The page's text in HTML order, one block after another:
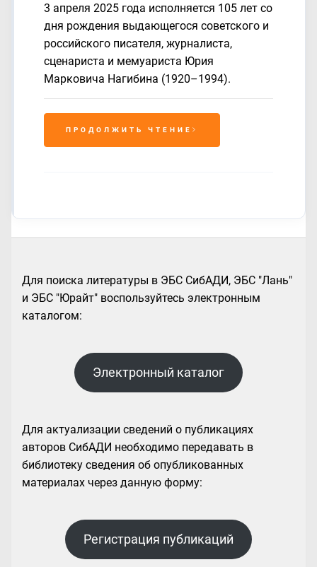
3 апреля 2025 года исполняется 105 лет со
дня рождения выдающегося советского и
российского писателя, журналиста,
сценариста и мемуариста Юрия
Марковича Нагибина (1920–1994).
ПРОДОЛЖИТЬ ЧТЕНИЕ
Для поиска литературы в ЭБС СибАДИ, ЭБС "Лань"
и ЭБС "Юрайт" воспользуйтесь электронным
каталогом:
Электронный каталог
Для актуализации сведений о публикациях
авторов СибАДИ необходимо передавать в
библиотеку сведения об опубликованных
материалах через данную форму:
Регистрация публикаций